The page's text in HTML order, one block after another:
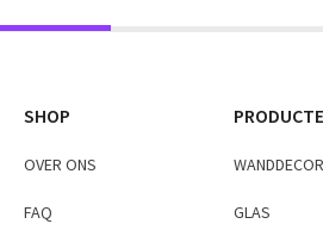
SHOP
OVER ONS
FAQ GLAS